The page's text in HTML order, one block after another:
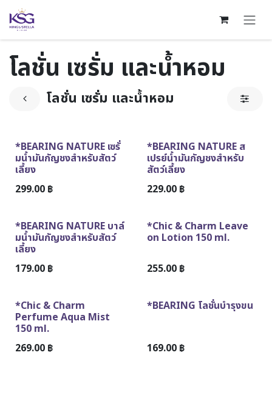
Skip to Content
โลชั่น เซรั่ม และน้ำหอม
โลชั่น เซรั่ม และน้ำหอม
สินค้าใหม่!
*BEARING NATURE เซรั่
มน้ำมันกัญชงสำหรับสัตว์
เลี้ยง
299.00 ฿
สินค้าใหม่!
*BEARING NATURE ส
เปรย์น้ำมันกัญชงสำหรับ
สัตว์เลี้ยง
229.00฿
สินค้าใหม่!
*BEARING NATURE บาล์
มน้ำมันกัญชงสำหรับสัตว์
เลี้ยง
179.00 ฿
*Chic & Charm Leave
on Lotion 150 ml.
255.00฿
*Chic & Charm
Perfume Aqua Mist
150 ml.
269.00 ฿
*BEARING โลชั่นบำรุงขน
169.00฿